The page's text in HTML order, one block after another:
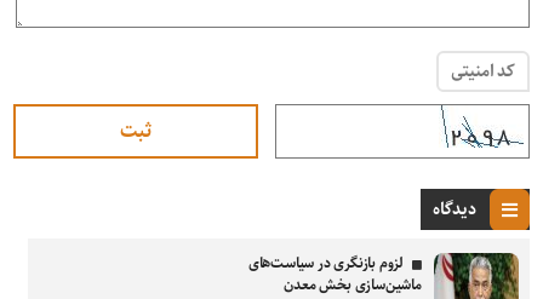
کد امنیتی
دیدگاه
لزوم بازنگری در سیاست‌های
ماشین‌سازی بخش معدن